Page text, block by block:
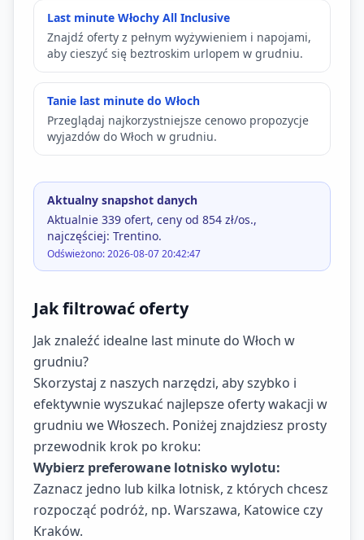
Last minute Włochy All Inclusive
Znajdź oferty z pełnym wyżywieniem i napojami,
aby cieszyć się beztroskim urlopem w grudniu.
Tanie last minute do Włoch
Przeglądaj najkorzystniejsze cenowo propozycje
wyjazdów do Włoch w grudniu.
Aktualny snapshot danych
Aktualnie 339 ofert, ceny od 854 zł/os.,
najczęściej: Trentino.
Odświeżono: 2026-08-07 20:42:47
Jak filtrować oferty
Jak znaleźć idealne last minute do Włoch w
grudniu?
Skorzystaj z naszych narzędzi, aby szybko i
efektywnie wyszukać najlepsze oferty wakacji w
grudniu we Włoszech. Poniżej znajdziesz prosty
przewodnik krok po kroku:
Wybierz preferowane lotnisko wylotu:
Zaznacz jedno lub kilka lotnisk, z których chcesz
rozpocząć podróż, np. Warszawa, Katowice czy
Kraków.